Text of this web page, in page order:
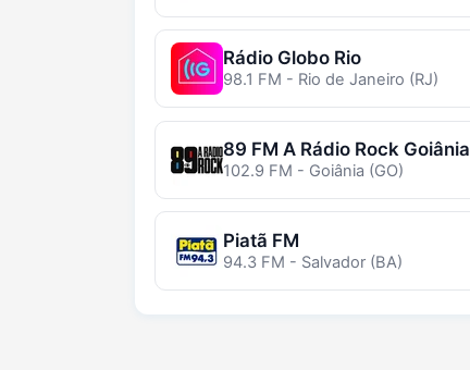
Rádio Globo Rio
98.1 FM - Rio de Janeiro (RJ)
89 FM A Rádio Rock Goiânia
102.9 FM - Goiânia (GO)
Piatã FM
94.3 FM - Salvador (BA)